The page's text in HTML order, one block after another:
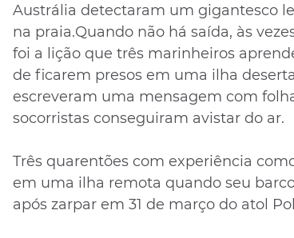
Austrália detectaram um gigantesco
na praia.Quando não há saída, às
foi a lição que três marinheiros
de ficarem presos em uma ilha
escreveram uma mensagem com
socorristas conseguiram avistar do ar.
Três quarentões com experiência
em uma ilha remota quando seu
após zarpar em 31 de março do atol